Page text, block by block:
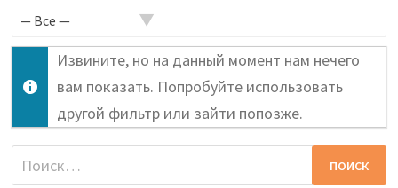
активности...
Извините, но на данный момент нам нечего
вам показать. Попробуйте использовать
другой фильтр или зайти попозже.
Найти: